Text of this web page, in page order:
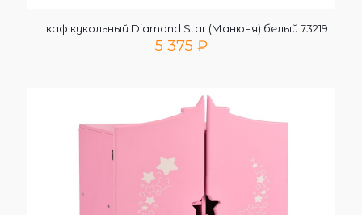
Шкаф кукольный Diamond Star (Манюня) белый 73219
5 375 ₽